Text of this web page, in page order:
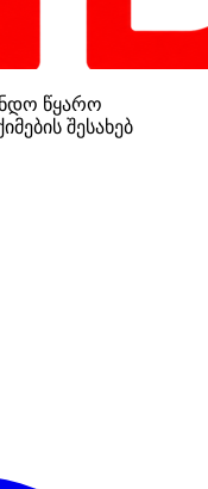
წყარო
შესახებ